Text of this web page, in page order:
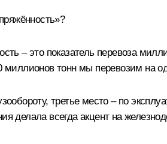
– это показатель перевоза
тонн мы перевозим на
третье место – по
делала всегда акцент на